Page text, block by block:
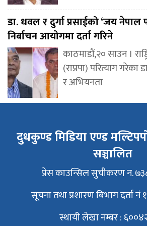
डा. धवल र दुर्गा प्रसाईको ‘जय नेपाल
निर्बाचन आयोगमा दर्ता गरिने
काठमाडौं,२० साउन ।
(राप्रपा) परित्याग
र अभियनता
दुधकुण्ड मिडिया एण्ड
सञ्चालित
प्रेस काउन्सिल सुचीकरण न.
सूचना तथा प्रशारण बिभाग दर्ता
स्थायी लेखा नम्बर :